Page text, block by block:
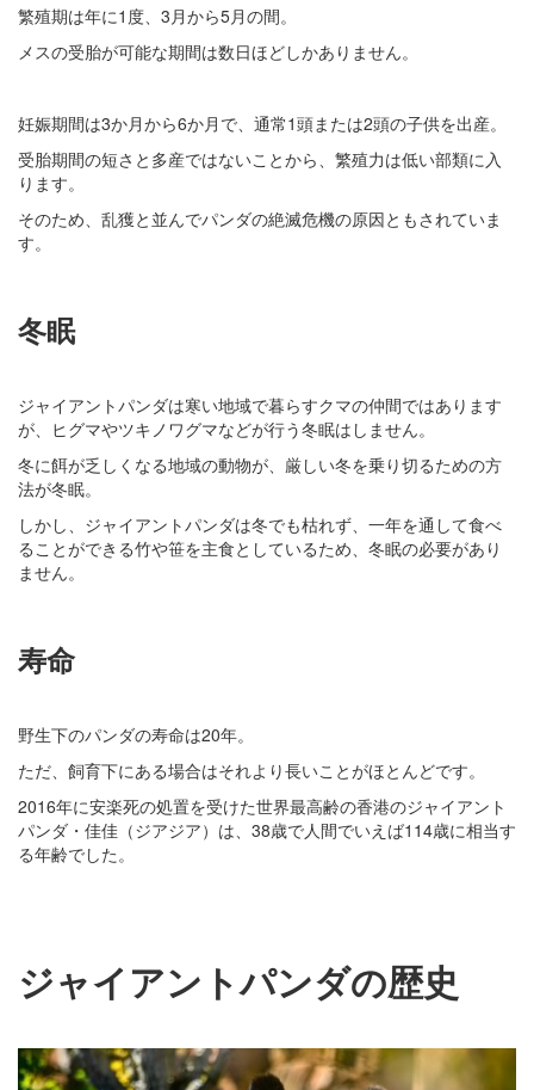
繁殖期は年に1度、3月から5月の間。
メスの受胎が可能な期間は数日ほどしかありません。
妊娠期間は3か月から6か月で、通常1頭または2頭の子供を出産。
受胎期間の短さと多産ではないことから、繁殖力は低い部類に入
ります。
そのため、乱獲と並んでパンダの絶滅危機の原因ともされていま
す。
冬眠
ジャイアントパンダは寒い地域で暮らすクマの仲間ではあります
が、ヒグマやツキノワグマなどが行う冬眠はしません。
冬に餌が乏しくなる地域の動物が、厳しい冬を乗り切るための方
法が冬眠。
しかし、ジャイアントパンダは冬でも枯れず、一年を通して食べ
ることができる竹や笹を主食としているため、冬眠の必要があり
ません。
寿命
野生下のパンダの寿命は20年。
ただ、飼育下にある場合はそれより長いことがほとんどです。
2016年に安楽死の処置を受けた世界最高齢の香港のジャイアント
パンダ・佳佳（ジアジア）は、38歳で人間でいえば114歳に相当す
る年齢でした。
ジャイアントパンダの歴史